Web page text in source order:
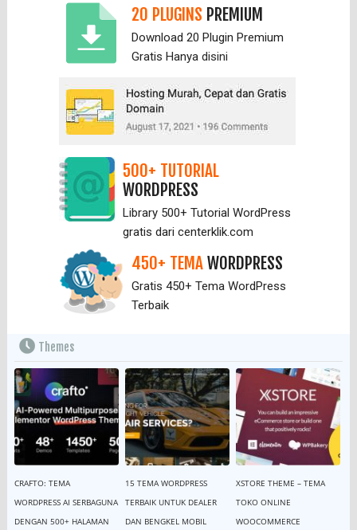
20 PLUGINS PREMIUM
Download 20 Plugin Premium
Gratis Hanya disini
500+ TUTORIAL
WORDPRESS
Library 500+ Tutorial WordPress
gratis dari centerklik.com
450+ TEMAWORDPRESS
Gratis 450+ Tema WordPress
Terbaik
Themes
CRAFTO: TEMA
WORDPRESS AI SERBAGUNA
DENGAN 500+ HALAMAN
15 TEMA WORDPRESS
TERBAIK UNTUK DEALER
DAN BENGKEL MOBIL
XSTORE THEME – TEMA
TOKO ONLINE
WOOCOMMERCE